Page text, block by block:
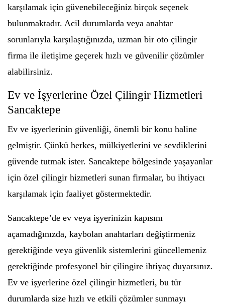
karşılamak için güvenebileceğiniz birçok seçenek
bulunmaktadır. Acil durumlarda veya anahtar
sorunlarıyla karşılaştığınızda, uzman bir oto çilingir
firma ile iletişime geçerek hızlı ve güvenilir çözümler
alabilirsiniz.
Ev ve İşyerlerine Özel Çilingir Hizmetleri
Sancaktepe
Ev ve işyerlerinin güvenliği, önemli bir konu haline
gelmiştir. Çünkü herkes, mülkiyetlerini ve sevdiklerini
güvende tutmak ister. Sancaktepe bölgesinde yaşayanlar
için özel çilingir hizmetleri sunan firmalar, bu ihtiyacı
karşılamak için faaliyet göstermektedir.
Sancaktepe’de ev veya işyerinizin kapısını
açamadığınızda, kaybolan anahtarları değiştirmeniz
gerektiğinde veya güvenlik sistemlerini güncellemeniz
gerektiğinde profesyonel bir çilingire ihtiyaç duyarsınız.
Ev ve işyerlerine özel çilingir hizmetleri, bu tür
durumlarda size hızlı ve etkili çözümler sunmayı